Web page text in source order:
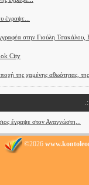
έγραψε...
στην Γιούλη
City
της χαμένης αθωότητας,
έγραψε στον Αναγνώστη...
©2026